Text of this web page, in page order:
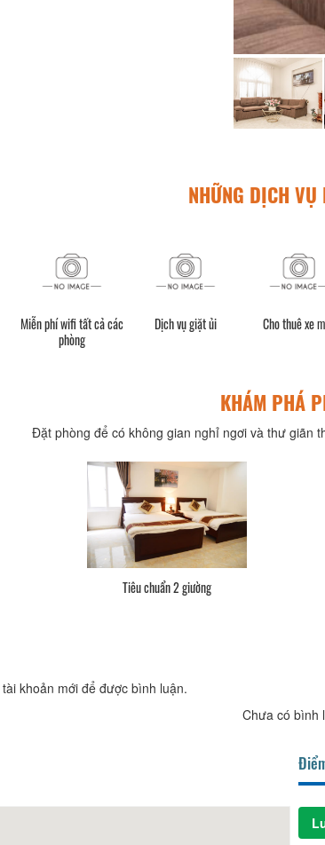
NHỮNG DỊCH VỤ
Miễn phí wifi tất cả các
phòng
Dịch vụ giặt ủi Cho thuê xe
KHÁM PHÁ
Đặt phòng để có không gian nghỉ ngơi và thư giãn
Tiêu chuẩn 2 giường
tài khoản mới để được bình luận.
Chưa có bình